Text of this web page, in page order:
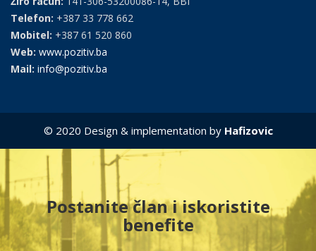
Telefon: +387 33 778 662
Mobitel: +387 61 520 860
Web: www.pozitiv.ba
Mail: info@pozitiv.ba
© 2020 Design & implementation by Hafizovic
Postanite član i iskoristite
benefite